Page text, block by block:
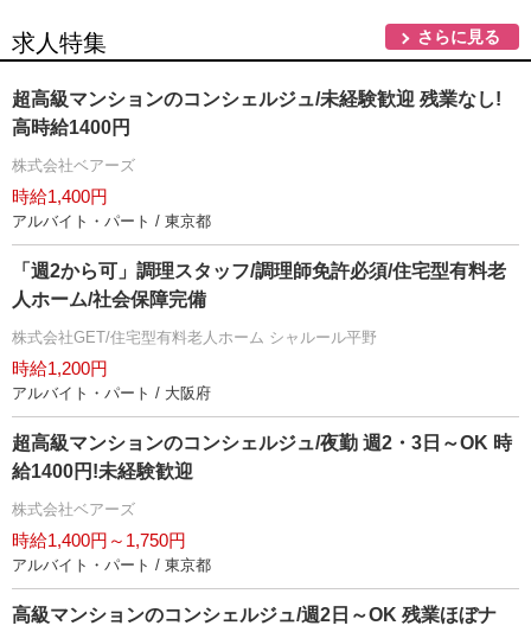
求人特集 さらに見る
超高級マンションのコンシェルジュ/未経験歓迎 残業なし!
高時給1400円
株式会社ベアーズ
時給1,400円
アルバイト・パート / 東京都
「週2から可」調理スタッフ/調理師免許必須/住宅型有料老
人ホーム/社会保障完備
株式会社GET/住宅型有料老人ホーム シャルール平野
時給1,200円
アルバイト・パート / 大阪府
超高級マンションのコンシェルジュ/夜勤 週2・3日～OK 時
給1400円!未経験歓迎
株式会社ベアーズ
時給1,400円～1,750円
アルバイト・パート / 東京都
高級マンションのコンシェルジュ/週2日～OK 残業ほぼナ